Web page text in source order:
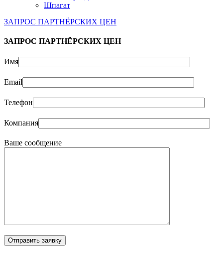
Шпагат
ЗАПРОС ПАРТНЁРСКИХ ЦЕН
ЗАПРОС ПАРТНЁРСКИХ ЦЕН
Имя
Email
Телефон
Компания
Ваше сообщение